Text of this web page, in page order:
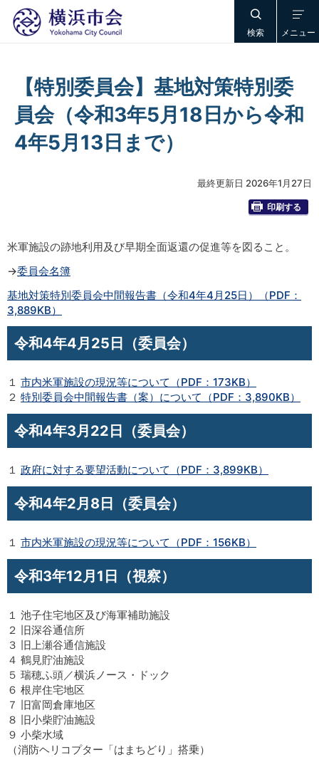
検索 メニュー
【特別委員会】基地対策特別委
員会（令和3年5月18日から令和
4年5月13日まで）
最終更新日 2026年1月27日
印刷する
米軍施設の跡地利用及び早期全面返還の促進等を図ること。
→委員会名簿
基地対策特別委員会中間報告書（令和4年4月25日）（PDF：
3,889KB）
令和4年4月25日（委員会）
１ 市内米軍施設の現況等について（PDF：173KB）
２ 特別委員会中間報告書（案）について（PDF：3,890KB）
令和4年3月22日（委員会）
１ 政府に対する要望活動について（PDF：3,899KB）
令和4年2月8日（委員会）
１ 市内米軍施設の現況等について（PDF：156KB）
令和3年12月1日（視察）
１ 池子住宅地区及び海軍補助施設
２ 旧深谷通信所
３ 旧上瀬谷通信施設
４ 鶴見貯油施設
５ 瑞穂ふ頭／横浜ノース・ドック
６ 根岸住宅地区
７ 旧富岡倉庫地区
８ 旧小柴貯油施設
９ 小柴水域
（消防ヘリコプター「はまちどり」搭乗）